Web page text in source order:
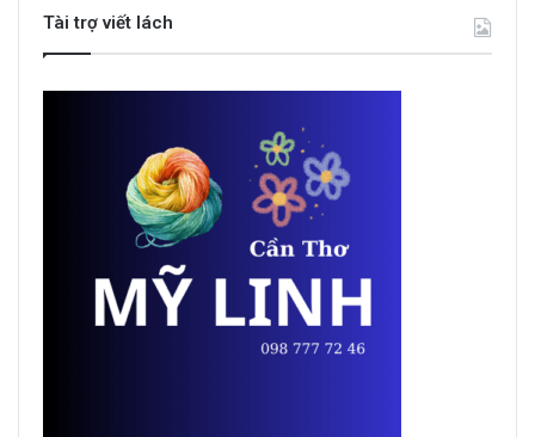
Tài trợ viết lách